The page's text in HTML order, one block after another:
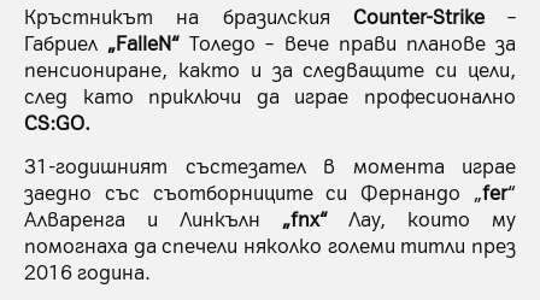
Кръстникът на бразилския Counter-Strike–
Габриел „FalleN“ Толедо – вече прави планове за
пенсиониране, както и за следващите си цели,
след като приключи да играе професионално
CS:GO.
31-годишният състезател в момента играе
заедно със съотборниците си Фернандо „fer“
Алваренга и Линкълн „fnx“Лау, които му
помогнаха да спечели няколко големи титли през
2016 година.